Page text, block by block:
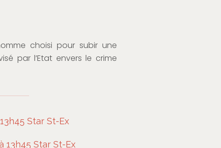
choisi pour subir une
par l’Etat envers le crime
Star St-Ex
13h45 Star St-Ex